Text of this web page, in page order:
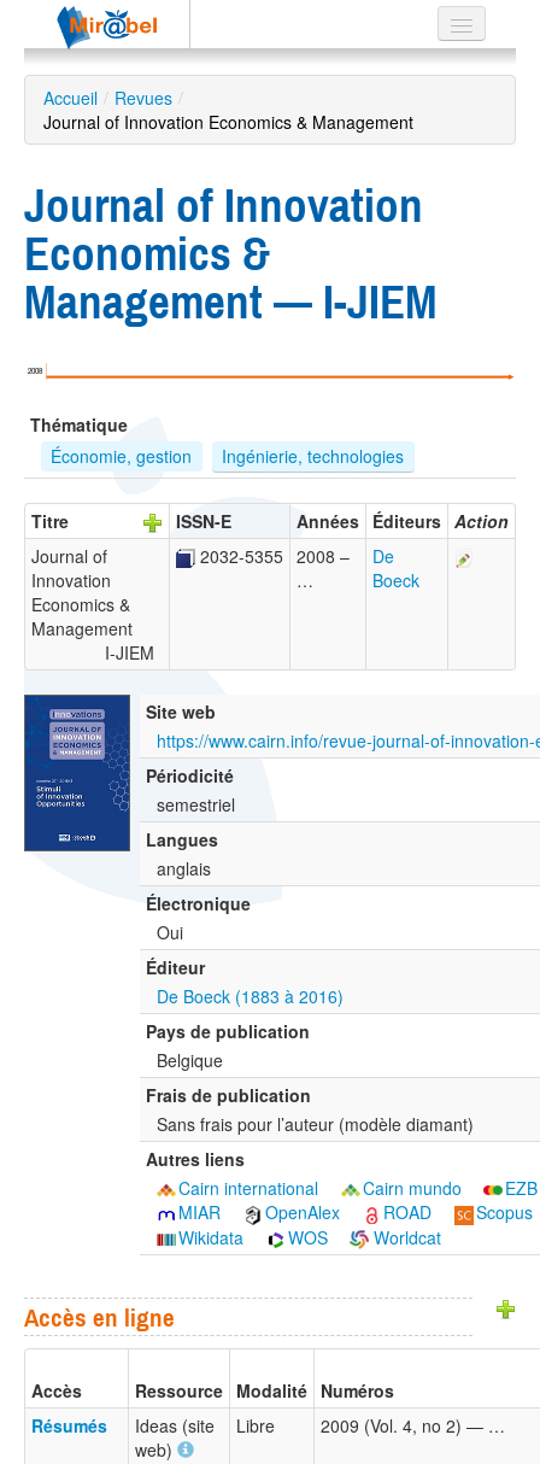
Le réseau
Soutien
Recherche
avancée
ES
?
Accueil / Revues /
Journal of Innovation Economics & Management
Journal of Innovation
Economics &
Management — I-JIEM
2008
Thématique
Économie, gestion
Ingénierie, technologies
Titre ISSN-E Années Éditeurs Action
Journal of
Innovation
Economics &
Management
I-JIEM
2032-5355 2008 –
…
De
Boeck
Site web
Périodicité
semestriel
Langues
anglais
Électronique
Oui
Éditeur
De Boeck (1883 à 2016)
Pays de publication
Belgique
Frais de publication
Sans frais pour l’auteur (modèle diamant)
Autres liens
Cairn international
Cairn mundo
EZB
MIAR
OpenAlex ROAD
Scopus
Wikidata
WOS Worldcat
Accès en ligne
Accès Ressource Modalité Numéros
Résumés
Ideas (site
web)
Libre 2009 (Vol. 4, no 2) — …